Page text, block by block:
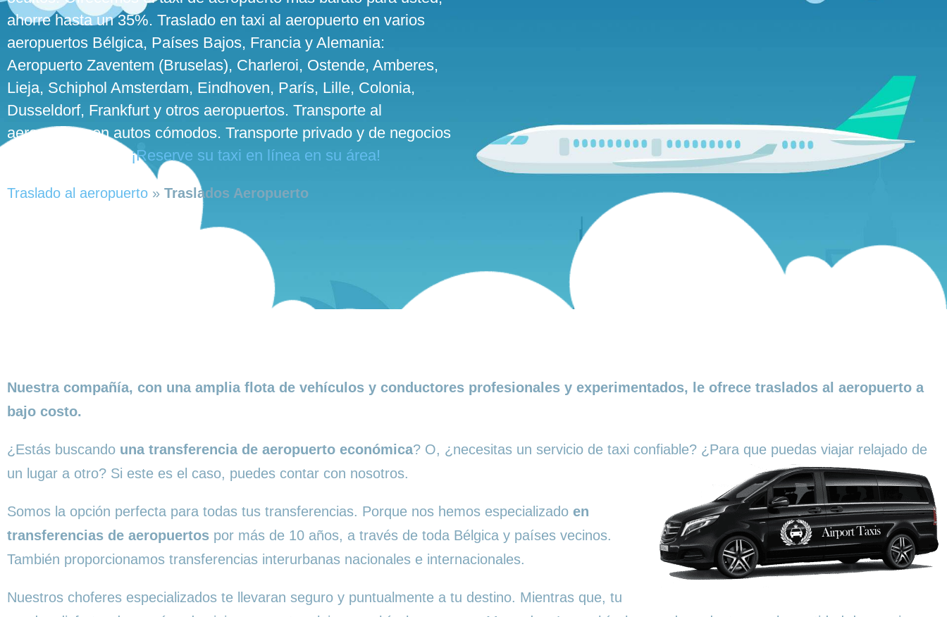
ahorre hasta un 35%. Traslado en taxi al aeropuerto en varios
aeropuertos Bélgica, Países Bajos, Francia y Alemania:
Aeropuerto Zaventem (Bruselas), Charleroi, Ostende, Amberes,
Lieja, Schiphol Amsterdam, Eindhoven, París, Lille, Colonia,
Dusseldorf, Frankfurt y otros aeropuertos. Transporte al
aeropuerto con autos cómodos. Transporte privado y de negocios
con autos de lujo.¡Reserve su taxi en línea en su área!
Traslado al aeropuerto » Traslados Aeropuerto
Nuestra compañía, con una amplia flota de vehículos y conductores profesionales y experimentados, le ofrece traslados al aeropuerto a
bajo costo.
¿Estás buscando una transferencia de aeropuerto económica? O, ¿necesitas un servicio de taxi confiable? ¿Para que puedas viajar relajado de
un lugar a otro? Si este es el caso, puedes contar con nosotros.
Somos la opción perfecta para todas tus transferencias. Porque nos hemos especializado en
transferencias de aeropuertos por más de 10 años, a través de toda Bélgica y países vecinos.
También proporcionamos transferencias interurbanas nacionales e internacionales.
Nuestros choferes especializados te llevaran seguro y puntualmente a tu destino. Mientras que, tu